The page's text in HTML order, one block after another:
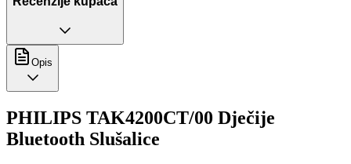
Opis
PHILIPS TAK4200CT/00 Dječije
Bluetooth Slušalice